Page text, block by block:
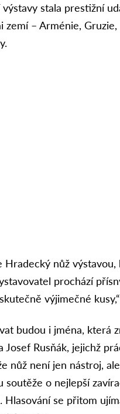
výstavy stala prestižní
zemí – Arménie,
.
Hradecký nůž
prochází
výjimečné
budou i jména, která
Josef Rusňák, jejichž
nůž není jen nástroj,
soutěže o nejlepší
. Hlasování se přitom